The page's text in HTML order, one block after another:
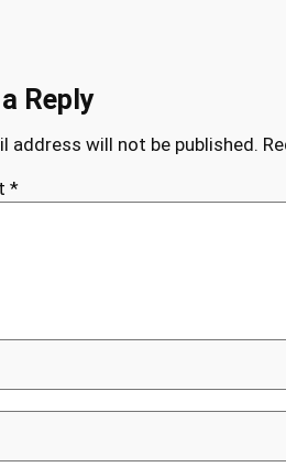
Reply
address will not be published.
*